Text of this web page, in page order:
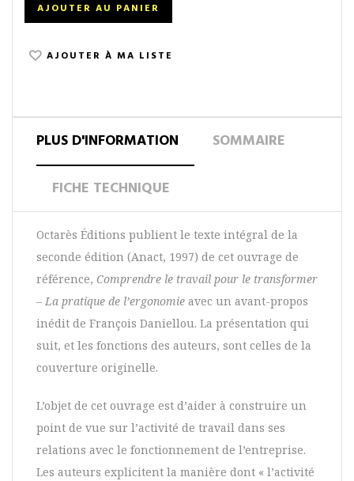
AJOUTER AU PANIER
AJOUTER À MA LISTE
PLUS D'INFORMATION SOMMAIRE
FICHE TECHNIQUE
Octarès Éditions publient le texte intégral de la
seconde édition (Anact, 1997) de cet ouvrage de
référence, Comprendre le travail pour le transformer
– La pratique de l’ergonomie avec un avant-propos
inédit de François Daniellou. La présentation qui
suit, et les fonctions des auteurs, sont celles de la
couverture originelle.
L’objet de cet ouvrage est d’aider à construire un
point de vue sur l’activité de travail dans ses
relations avec le fonctionnement de l’entreprise.
Les auteurs explicitent la manière dont « l’activité